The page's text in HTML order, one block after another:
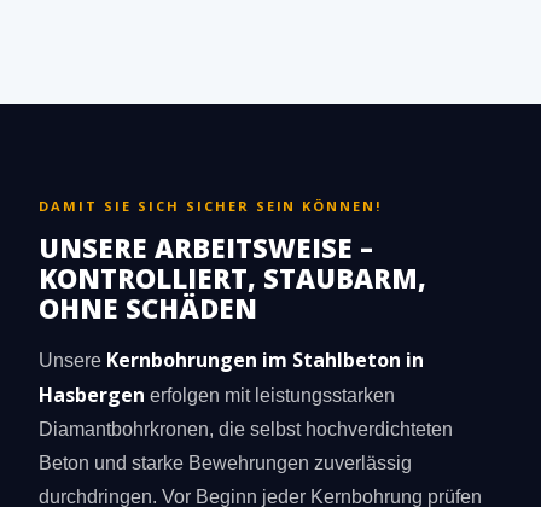
DAMIT SIE SICH SICHER SEIN KÖNNEN!
UNSERE ARBEITSWEISE –
KONTROLLIERT, STAUBARM,
OHNE SCHÄDEN
Unsere Kernbohrungen im Stahlbeton in
Hasbergen erfolgen mit leistungsstarken
Diamantbohrkronen, die selbst hochverdichteten
Beton und starke Bewehrungen zuverlässig
durchdringen. Vor Beginn jeder Kernbohrung prüfen